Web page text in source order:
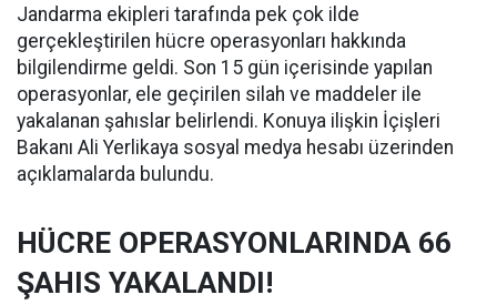
Jandarma ekipleri tarafında pek çok ilde
gerçekleştirilen hücre operasyonları hakkında
bilgilendirme geldi. Son 15 gün içerisinde yapılan
operasyonlar, ele geçirilen silah ve maddeler ile
yakalanan şahıslar belirlendi. Konuya ilişkin İçişleri
Bakanı Ali Yerlikaya sosyal medya hesabı üzerinden
açıklamalarda bulundu.
HÜCRE OPERASYONLARINDA 66
ŞAHIS YAKALANDI!